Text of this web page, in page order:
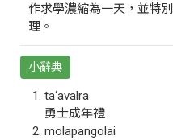
作求學濃縮為一天，並特
理。
小辭典
ta‘avalra
勇士成年禮
molapangolai